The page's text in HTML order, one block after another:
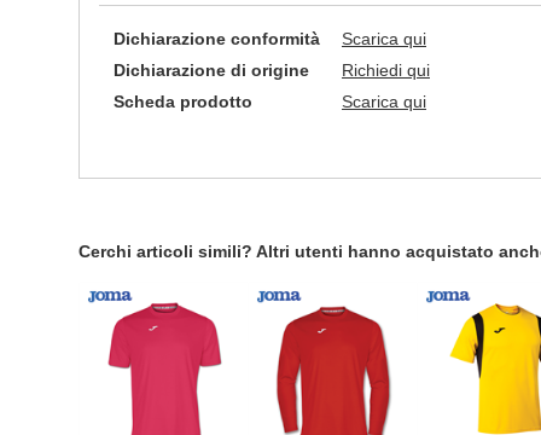
Dichiarazione conformità
Scarica qui
Dichiarazione di origine
Richiedi qui
Scheda prodotto
Scarica qui
Cerchi articoli simili? Altri utenti hanno acquistato